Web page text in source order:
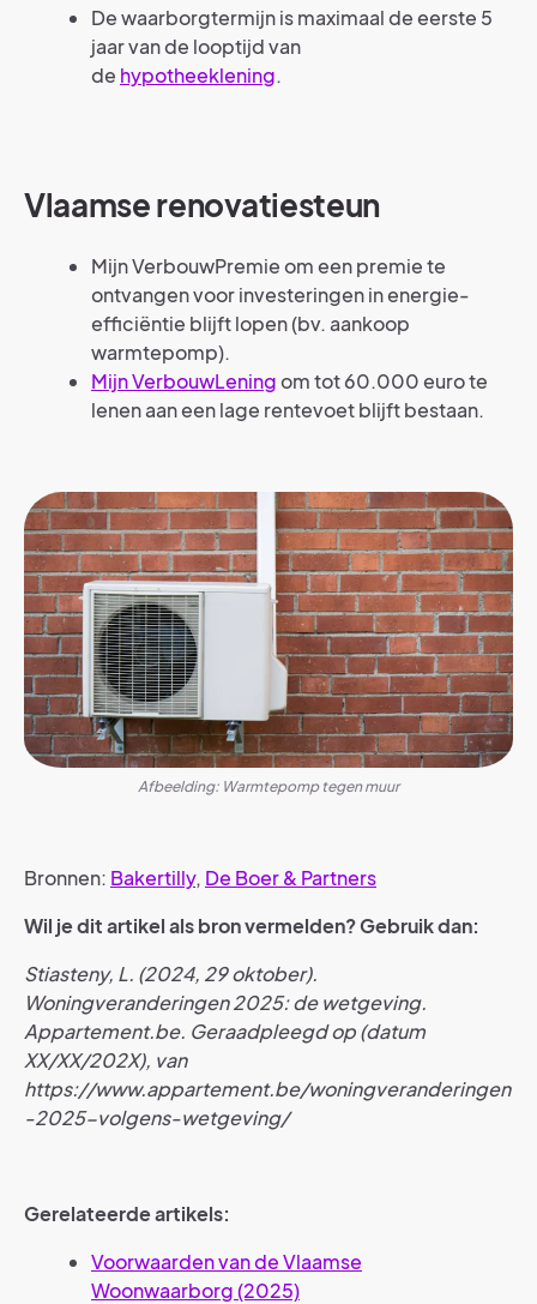
De waarborgtermijn is maximaal de eerste 5
jaar van de looptijd van
de hypotheeklening.
Vlaamse renovatiesteun
Mijn VerbouwPremie om een premie te
ontvangen voor investeringen in energie-
efficiëntie blijft lopen (bv. aankoop
warmtepomp).
Mijn VerbouwLeningom tot 60.000 euro te
lenen aan een lage rentevoet blijft bestaan.
Afbeelding: Warmtepomp tegen muur
Bronnen: Bakertilly, De Boer & Partners
Wil je dit artikel als bron vermelden? Gebruik dan:
Stiasteny, L. (2024, 29 oktober).
Woningveranderingen 2025: de wetgeving.
Appartement.be. Geraadpleegd op (datum
XX/XX/202X), van
https://www.appartement.be/woningveranderingen
-2025-volgens-wetgeving/
Gerelateerde artikels:
Voorwaarden van de Vlaamse
Woonwaarborg (2025)